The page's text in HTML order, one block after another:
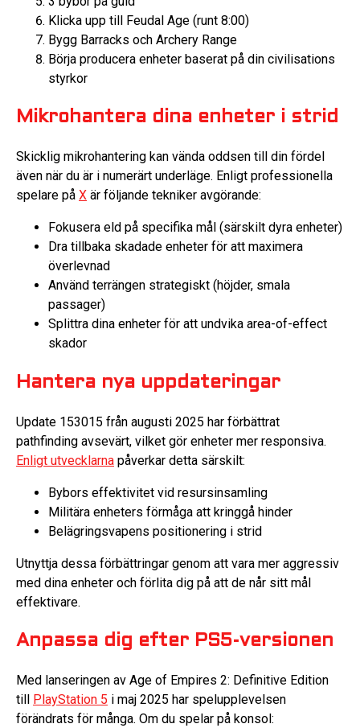
Klicka upp till Feudal Age (runt 8:00)
Bygg Barracks och Archery Range
Börja producera enheter baserat på din civilisations
styrkor
Mikrohantera dina enheter i strid
Skicklig mikrohantering kan vända oddsen till din fördel
även när du är i numerärt underläge. Enligt professionella
spelare på X är följande tekniker avgörande:
Fokusera eld på specifika mål (särskilt dyra enheter)
Dra tillbaka skadade enheter för att maximera
överlevnad
Använd terrängen strategiskt (höjder, smala
passager)
Splittra dina enheter för att undvika area-of-effect
skador
Hantera nya uppdateringar
Update 153015 från augusti 2025 har förbättrat
pathfinding avsevärt, vilket gör enheter mer responsiva.
Enligt utvecklarna påverkar detta särskilt:
Bybors effektivitet vid resursinsamling
Militära enheters förmåga att kringgå hinder
Belägringsvapens positionering i strid
Utnyttja dessa förbättringar genom att vara mer aggressiv
med dina enheter och förlita dig på att de når sitt mål
effektivare.
Anpassa dig efter PS5-versionen
Med lanseringen av Age of Empires 2: Definitive Edition
till PlayStation 5 i maj 2025 har spelupplevelsen
förändrats för många. Om du spelar på konsol: